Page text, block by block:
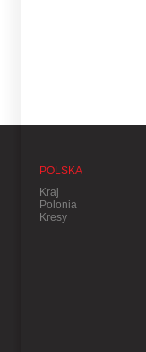
POLSKA
Kraj
Polonia
Kresy